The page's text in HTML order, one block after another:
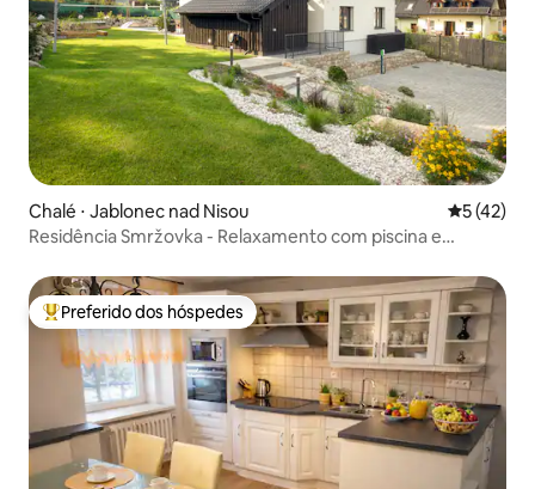
Chalé ⋅ Jablonec nad Nisou 5 de uma
5 (42)
Residência Smržovka - Relaxamento com piscina e
Entre os melhores preferidos dos hóspedes
Preferido dos hóspedes